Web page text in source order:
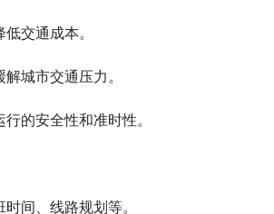
交通成本。
城市交通压力。
的安全性和准时性。
间、线路规划等。